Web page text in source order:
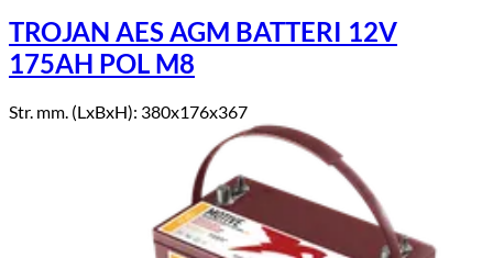
TROJAN AES AGM BATTERI 12V
175AH POL M8
Str. mm. (LxBxH): 380x176x367